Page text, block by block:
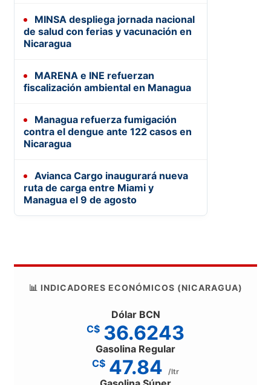
MINSA despliega jornada nacional
de salud con ferias y vacunación en
Nicaragua
MARENA e INE refuerzan
fiscalización ambiental en Managua
Managua refuerza fumigación
contra el dengue ante 122 casos en
Nicaragua
Avianca Cargo inaugurará nueva
ruta de carga entre Miami y
Managua el 9 de agosto
📊 INDICADORES ECONÓMICOS (NICARAGUA)
Dólar BCN
C$ 36.6243
Gasolina Regular
C$ 47.84 /ltr